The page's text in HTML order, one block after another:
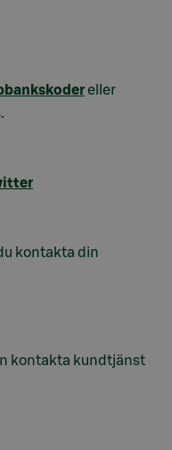
eller
kontakta din
kontakta kundtjänst